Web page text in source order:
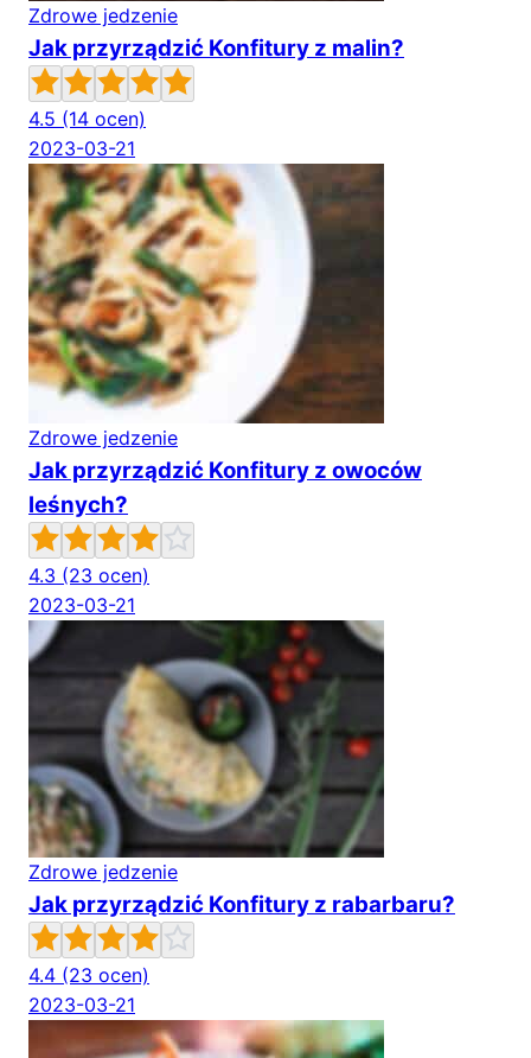
Zdrowe jedzenie
Jak przyrządzić Konfitury z malin?
4.5 (14 ocen)
2023-03-21
Zdrowe jedzenie
Jak przyrządzić Konfitury z owoców
leśnych?
4.3 (23 ocen)
2023-03-21
Zdrowe jedzenie
Jak przyrządzić Konfitury z rabarbaru?
4.4 (23 ocen)
2023-03-21